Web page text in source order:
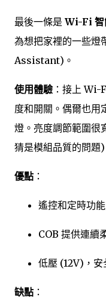
最後一條是 Wi-Fi 智
為想把家裡的一些
Assistant)。
使用體驗 ：接上 Wi-
度和開關。偶爾也用
燈。亮度調節範圍很
猜是模組品質的問題)
優點 ：
遙控和定時功
COB 提供連續
低壓 (12V)，安
缺點 ：